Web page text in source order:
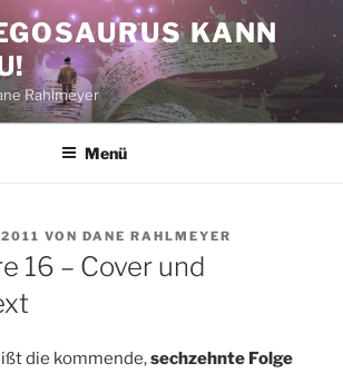
KANN
Rahlmeyer
Menü
VON DANE RAHLMEYER
16 – Cover und
die kommende,sechzehnte Folge